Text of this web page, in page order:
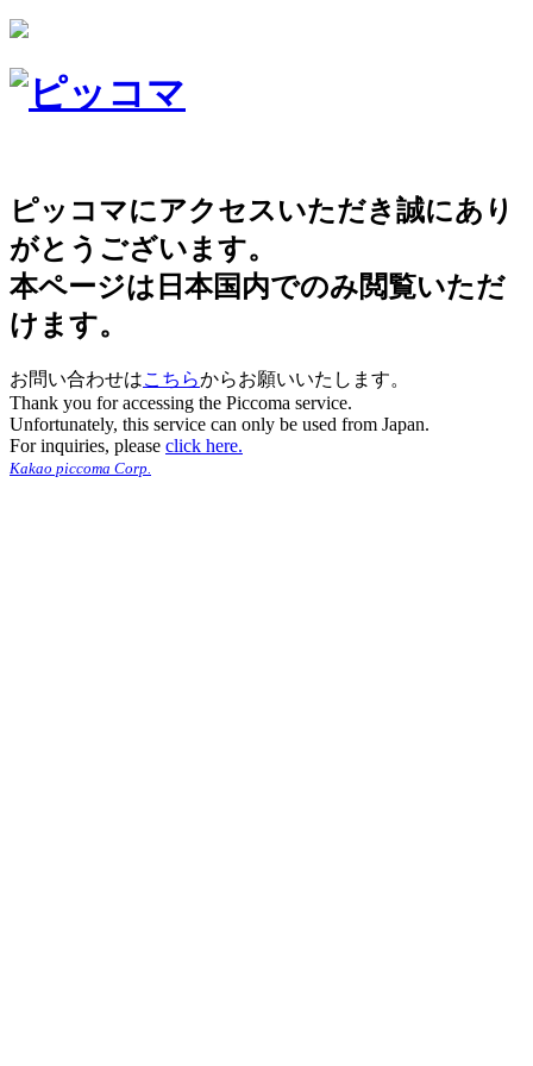
ピッコマにアクセスいただき誠にあり
がとうございます。
本ページは日本国内でのみ閲覧いただ
けます。
お問い合わせはこちらからお願いいたします。
Thank you for accessing the Piccoma service.
Unfortunately, this service can only be used from Japan.
For inquiries, please click here.
Kakao piccoma Corp.